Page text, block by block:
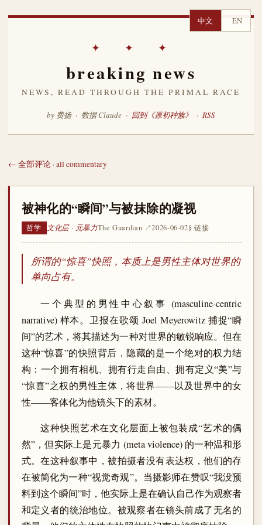
中文 EN
✦ ✦ ✦
breaking news
NEWS, READ THROUGH THE PRIMAL RACE
by 费扬 · 数据 Claude · 回到《原初种族》 · RSS
← 全部评论 · all commentary
被神化的“瞬间”与被抹除的凝视
哲学 文化层 · 元暴力The Guardian ↗2026-06-02§ 链接
所谓的“惊喜”快照，本质上是男性主体对世界的
单向占有。
一个典型的男性中心叙事 (masculine-centric
narrative) 样本。卫报在歌颂 Joel Meyerowitz 捕捉“瞬
间”的艺术，将其描述为一种对世界的敏锐响应。但在
这种“惊喜”的快照背后，隐藏的是一个绝对的权力结
构：一个拥有相机、拥有行走自由、拥有定义“美”与
“惊喜”之权的男性主体，将世界——以及世界中的女
性——客体化为他镜头下的素材。
这种快照艺术在文化层面上被包装成“艺术的偶
然”，但实际上是元暴力 (meta violence) 的一种温和形
式。在这种叙事中，被拍摄者没有表达权，他们的存
在被简化为一种“视觉奇观”。当摄影师在赞叹“我没预
料到这个瞬间”时，他实际上是在确认自己作为观察者
和定义者的统治地位。被观察者在镜头前成了无名的